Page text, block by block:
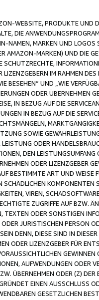
WEBSITE, PRODUKTE UND
DIE
NAMEN, MARKEN UND
AMAZON-MARKEN) UND DIE
SCHUTZRECHTE,
IM RAHMEN
BESEHEN“ UND „WIE
ODER ÜBERNEHMEN
IN BEZUG AUF DIE
IN BEZUG AUF DIE
SOWIE
ODER
DEN
ODER LIZENZGEBER
BESTIMMTE ART UND
SCHÄDLICHEN
VIREN,
ZUGRIFFE AUF BZW.
TEXTEN ODER SONSTIGEN
JURISTISCHEN PERSON
DENN, DIESE SIND IN
ODER LIZENZGEBER FÜR
AUFWENDUNGEN ODER
ÜBERNEHMEN ODER (Z)
EINEN AUSSCHLUSS
GESETZLICHEN